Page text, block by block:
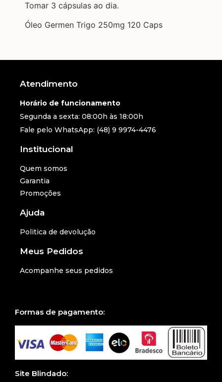
Tomar 3 cápsulas ao dia.
Óleo Germen Trigo 250mg 120 Caps
Atendimento
Horário de funcionamento
Segunda a sexta: 08:00h às 18:00h
Fale pelo WhatsApp: (48) 9 9974-4476
Institucional
Quem somos
Garantia
Promoções
Ajuda
Politica de devolução
Meus Pedidos
Acompanhe seus pedidos
Formas de pagamento:
Site Blindado: